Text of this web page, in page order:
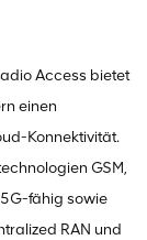
Access bietet
einen
Konnektivität.
GSM,
5G-fähig sowie
RAN und